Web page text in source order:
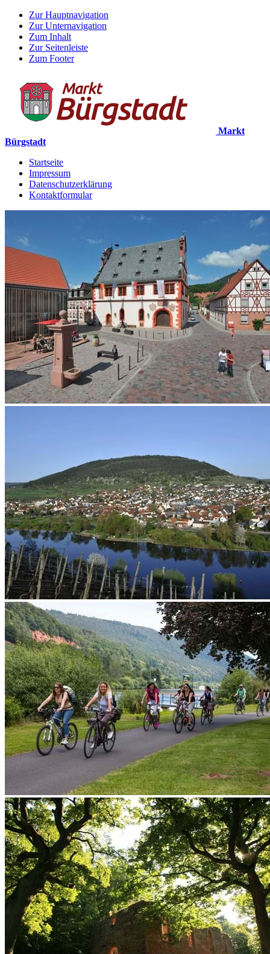
Zur Hauptnavigation
Zur Unternavigation
Zum Inhalt
Zur Seitenleiste
Zum Footer
Markt
Bürgstadt
Startseite
Impressum
Datenschutzerklärung
Kontaktformular